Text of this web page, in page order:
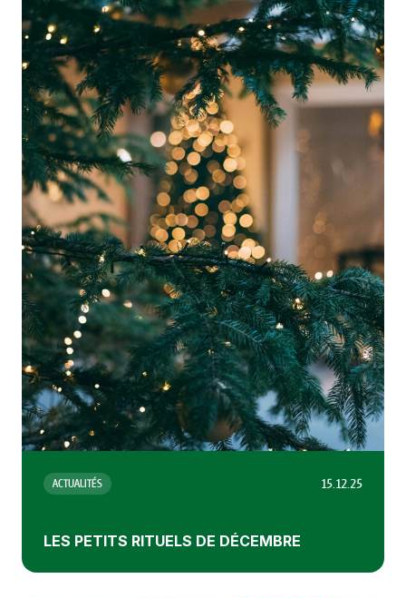
ACTUALITÉS 15.12.25
LES PETITS RITUELS DE DÉCEMBRE